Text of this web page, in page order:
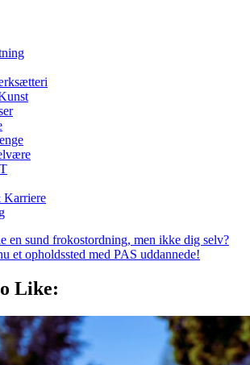
Karriere
en sund frokostordning, men ikke dig selv?
et opholdssted med PAS uddannede!
Like: